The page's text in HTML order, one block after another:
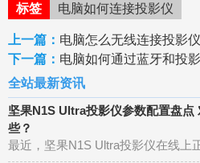
标签 电脑如何连接投影仪
上一篇： 电脑怎么无线连接投影
下一篇： 电脑如何通过蓝牙和投
全站最新资讯
坚果N1S Ultra投影仪参数配置盘
些？
最近，坚果N1S Ultra投影仪在线上